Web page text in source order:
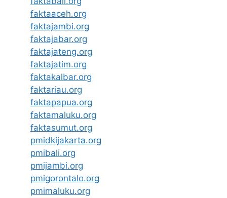
faktaaceh.org
faktajambi.org
faktajabar.org
faktajateng.org
faktajatim.org
faktakalbar.org
faktariau.org
faktapapua.org
faktamaluku.org
faktasumut.org
pmidkijakarta.org
pmibali.org
pmijambi.org
pmigorontalo.org
pmimaluku.org